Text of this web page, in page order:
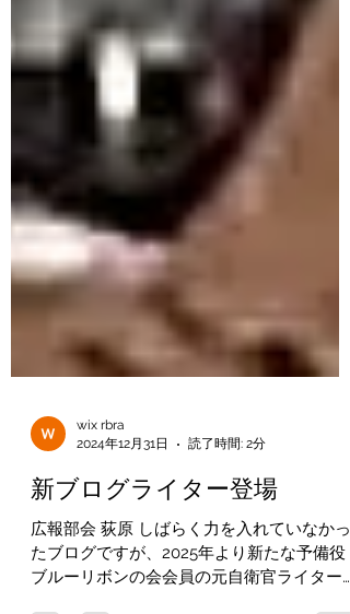
wix rbra
2024年12月31日
読了時間: 2分
新ブログライター登場